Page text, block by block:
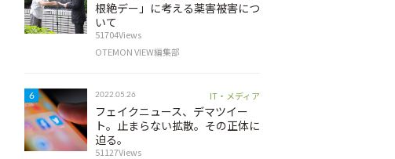
根絶デー」に考える薬害被害につ
いて
51704Views
OTEMON VIEW編集部
6 2022.05.26 IT・メディア
フェイクニュース、デマツイー
ト。止まらない拡散。その正体に
迫る。
51127Views